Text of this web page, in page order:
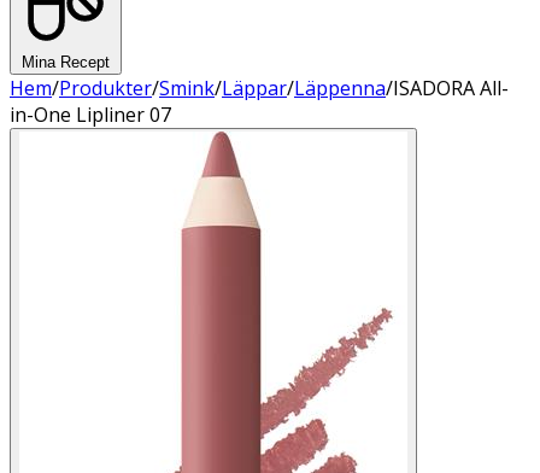
Mina Recept
Hem/Produkter/Smink/Läppar/Läppenna/ISADORA All-
in-One Lipliner 07